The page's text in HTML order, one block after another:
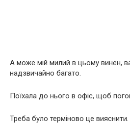
А може мій милий в цьому винен,
надзвичайно багато.
Поїхала до нього в офіс, щоб
Треба було терміново це вияснити.